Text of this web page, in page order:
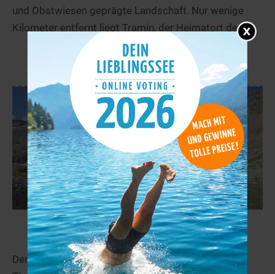
und Obstwiesen geprägte Landschaft. Nur wenige
Kilometer entfernt liegt Tramin, der Heimatort des...
mehr
Gaislacher See 67,9 km
Der Gaislacher See liegt in der Nähe von Sölden in